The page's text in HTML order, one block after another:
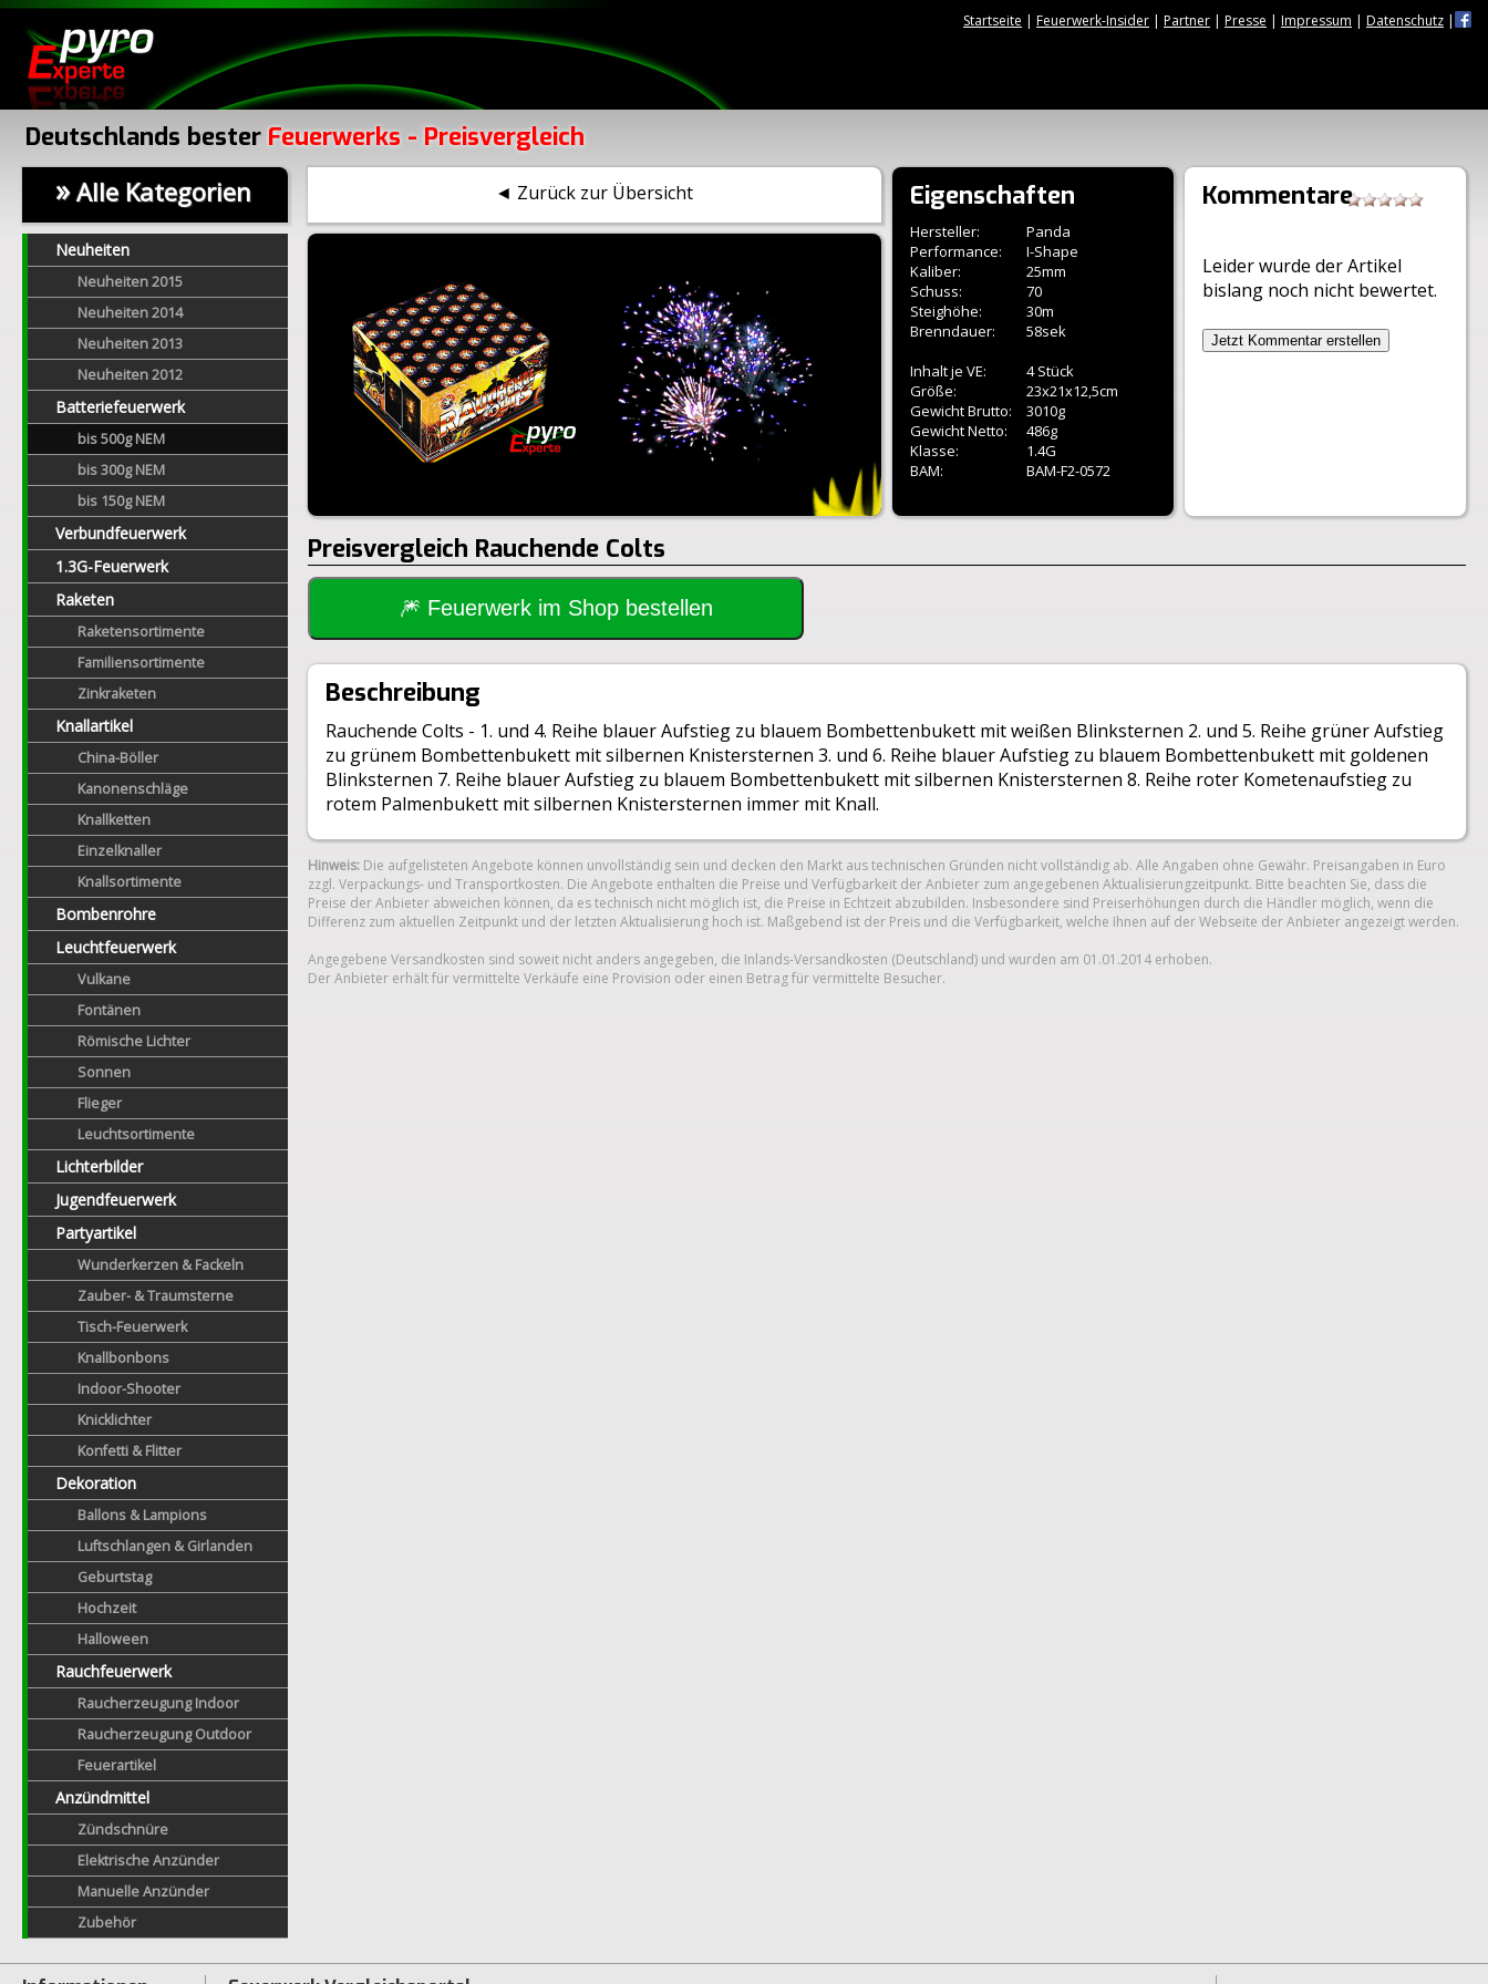
Startseite | Feuerwerk-Insider | Partner | Presse | Impressum | Datenschutz |
Deutschlands bester Feuerwerks - Preisvergleich
»Alle Kategorien
Neuheiten
Neuheiten 2015
Neuheiten 2014
Neuheiten 2013
Neuheiten 2012
Batteriefeuerwerk
bis 500g NEM
bis 300g NEM
bis 150g NEM
Verbundfeuerwerk
1.3G-Feuerwerk
Raketen
Raketensortimente
Familiensortimente
Zinkraketen
Knallartikel
China-Böller
Kanonenschläge
Knallketten
Einzelknaller
Knallsortimente
Bombenrohre
Leuchtfeuerwerk
Vulkane
Fontänen
Römische Lichter
Sonnen
Flieger
Leuchtsortimente
Lichterbilder
Jugendfeuerwerk
Partyartikel
Wunderkerzen & Fackeln
Zauber- & Traumsterne
Tisch-Feuerwerk
Knallbonbons
Indoor-Shooter
Knicklichter
Konfetti & Flitter
Dekoration
Ballons & Lampions
Luftschlangen & Girlanden
Geburtstag
Hochzeit
Halloween
Rauchfeuerwerk
Raucherzeugung Indoor
Raucherzeugung Outdoor
Feuerartikel
Anzündmittel
Zündschnüre
Elektrische Anzünder
Manuelle Anzünder
Zubehör
◄ Zurück zur Übersicht Eigenschaften
Hersteller:
Panda
Performance:
I-Shape
Kaliber:
25mm
Schuss:
70
Steighöhe:
30m
Brenndauer:
58sek
Inhalt je VE:
4 Stück
Größe:
23x21x12,5cm
Gewicht Brutto:
3010g
Gewicht Netto:
486g
Klasse:
1.4G
BAM:
BAM-F2-0572
Kommentare
Leider wurde der Artikel
bislang noch nicht bewertet.
Jetzt Kommentar erstellen
Preisvergleich Rauchende Colts
🎆 Feuerwerk im Shop bestellen
Beschreibung
Rauchende Colts - 1. und 4. Reihe blauer Aufstieg zu blauem Bombettenbukett mit weißen Blinksternen 2. und 5. Reihe grüner Aufstieg
zu grünem Bombettenbukett mit silbernen Knistersternen 3. und 6. Reihe blauer Aufstieg zu blauem Bombettenbukett mit goldenen
Blinksternen 7. Reihe blauer Aufstieg zu blauem Bombettenbukett mit silbernen Knistersternen 8. Reihe roter Kometenaufstieg zu
rotem Palmenbukett mit silbernen Knistersternen immer mit Knall.
Hinweis: Die aufgelisteten Angebote können unvollständig sein und decken den Markt aus technischen Gründen nicht vollständig ab. Alle Angaben ohne Gewähr. Preisangaben in Euro
zzgl. Verpackungs- und Transportkosten. Die Angebote enthalten die Preise und Verfügbarkeit der Anbieter zum angegebenen Aktualisierungzeitpunkt. Bitte beachten Sie, dass die
Preise der Anbieter abweichen können, da es technisch nicht möglich ist, die Preise in Echtzeit abzubilden. Insbesondere sind Preiserhöhungen durch die Händler möglich, wenn die
Differenz zum aktuellen Zeitpunkt und der letzten Aktualisierung hoch ist. Maßgebend ist der Preis und die Verfügbarkeit, welche Ihnen auf der Webseite der Anbieter angezeigt werden.
Angegebene Versandkosten sind soweit nicht anders angegeben, die Inlands-Versandkosten (Deutschland) und wurden am 01.01.2014 erhoben.
Der Anbieter erhält für vermittelte Verkäufe eine Provision oder einen Betrag für vermittelte Besucher.